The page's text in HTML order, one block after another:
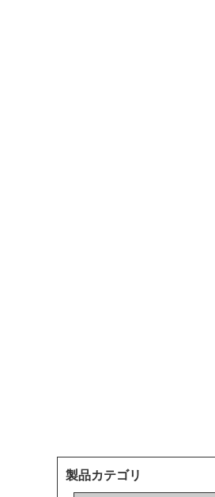
製品カテゴリ